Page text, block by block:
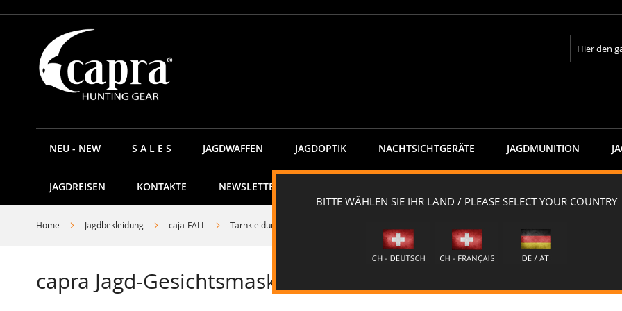
Direkt
Inhalt
Suche
NEU - NEW S A L E S JAGDWAFFEN JAGDOPTIK NACHTSICHTGERÄTE JAGDMUNITION
JAGDREISEN KONTAKTE NEWSLETTER
Home Jagdbekleidung caja-FALL Tarnkleidung
capra Jagd-Gesichtsmaske "HAHNEN" - caja-FALL